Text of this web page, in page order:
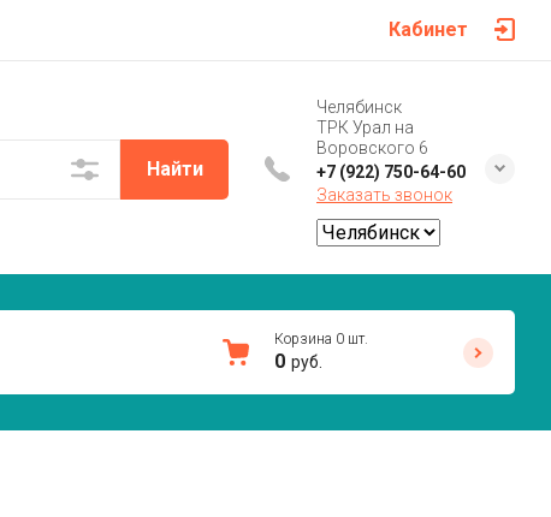
Кабинет
Найти
Челябинск
ТРК Урал на
Воровского 6
+7 (922) 750-64-60
Заказать звонок
Корзина 0 шт.
0 руб.